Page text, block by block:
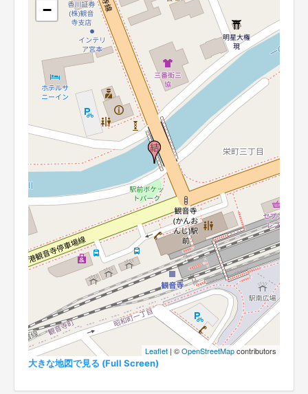
−
Leaflet | ©OpenStreetMapcontributors
大きな地図で見る (Full Screen)